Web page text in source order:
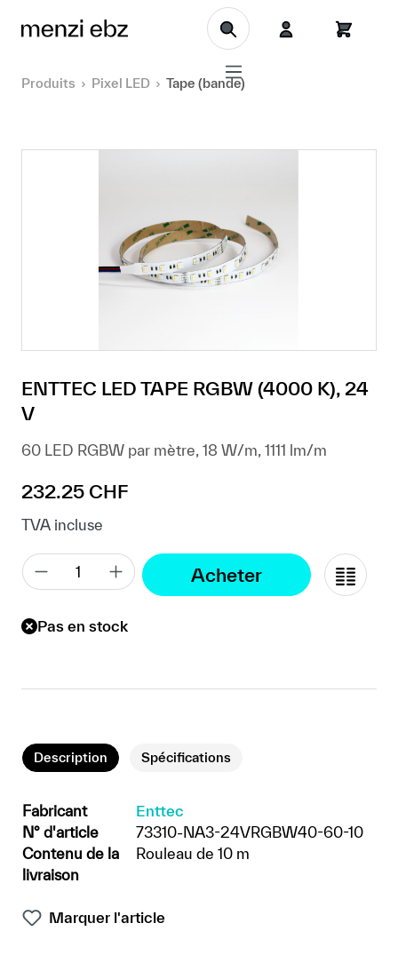
Aller au contenu principal
Produits Pixel LED Tape (bande)
ENTTEC LED TAPE RGBW (4000 K), 24
V
60 LED RGBW par mètre, 18 W/m, 1111 lm/m
Prix régulier :
232.25 CHF
TVA incluse
Acheter
Pas en stock
Description Spécifications
Fabricant
Enttec
N° d'article
73310-NA3-24VRGBW40-60-10
Contenu de la
livraison
Rouleau de 10 m
Marquer l'article